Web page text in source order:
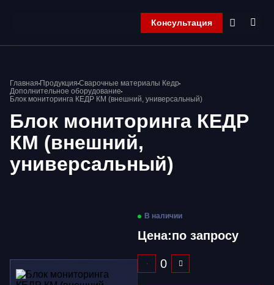
Консультация
Главная
Продукция
Контакты
Корзина
Главная Продукция Сварочные материалы Кедр
Дополнительное оборудование
Блок мониторинга КЕДР КМ (внешний, универсальный)
Блок мониторинга КЕДР
КМ (внешний,
универсальный)
В наличии
Цена:по запросу